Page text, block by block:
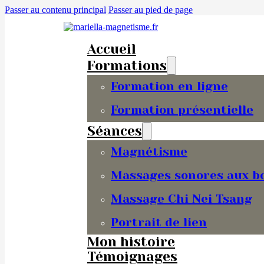
Passer au contenu principal Passer au pied de page
Accueil
Formations
Formation en ligne
Formation présentielle
Séances
Magnétisme
Massages sonores aux
Massage Chi Nei Tsang
Portrait de lien
Mon histoire
Témoignages